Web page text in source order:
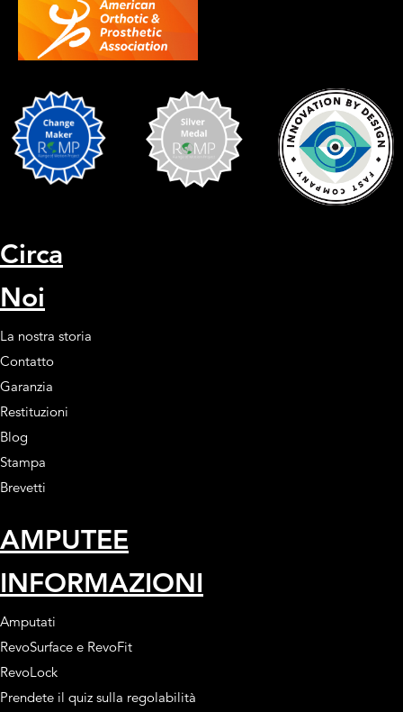
Circa
Noi
La nostra storia
Contatto
Garanzia
Restituzioni
Blog
Stampa
Brevetti
AMPUTEE
INFORMAZIONI
Amputati
RevoSurface e RevoFit
RevoLock
Prendete il quiz sulla regolabilità